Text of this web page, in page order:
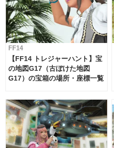
FF14
【FF14 トレジャーハント】宝
の地図G17（古ぼけた地図
G17）の宝箱の場所・座標一覧